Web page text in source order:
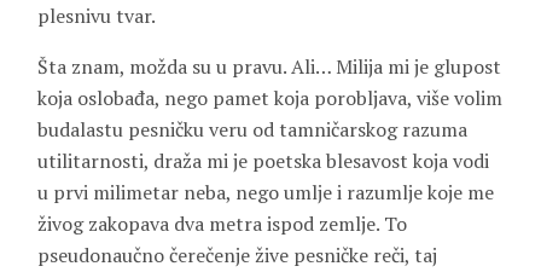
plesnivu tvar.
Šta znam, možda su u pravu. Ali… Milija mi je glupost
koja oslobađa, nego pamet koja porobljava, više volim
budalastu pesničku veru od tamničarskog razuma
utilitarnosti, draža mi je poetska blesavost koja vodi
u prvi milimetar neba, nego umlje i razumlje koje me
živog zakopava dva metra ispod zemlje. To
pseudonaučno čerečenje žive pesničke reči, taj